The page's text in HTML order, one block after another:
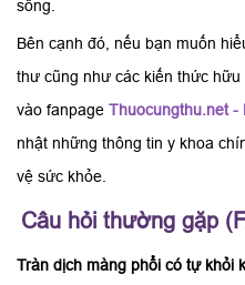
sống.
Bên cạnh đó, nếu bạn muốn
thư cũng như các kiến thức
vào fanpage Thuocungthu.net -
nhật những thông tin y khoa
vệ sức khỏe.
Câu hỏi thường gặp
Tràn dịch màng phổi có tự khỏi